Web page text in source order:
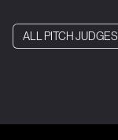
ALL PITCH JUDGES